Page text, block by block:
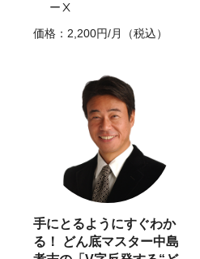
ーⅩ
価格：2,200円/月（税込）
手にとるようにすぐわか
る！ どん底マスター中島